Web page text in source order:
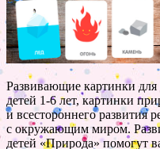
Развивающие картинки для
детей 1-6 лет, картинки
и всестороннего развития
с окружающим миром.
детей «Природа» помогут